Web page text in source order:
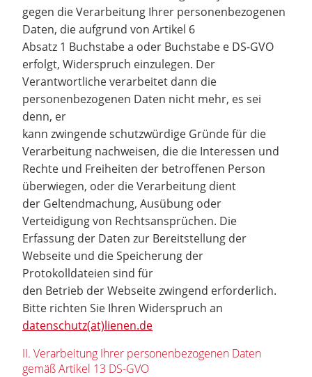
gegen die Verarbeitung Ihrer personenbezogenen
Daten, die aufgrund von Artikel 6
Absatz 1 Buchstabe a oder Buchstabe e DS-GVO
erfolgt, Widerspruch einzulegen. Der
Verantwortliche verarbeitet dann die
personenbezogenen Daten nicht mehr, es sei
denn, er
kann zwingende schutzwürdige Gründe für die
Verarbeitung nachweisen, die die Interessen und
Rechte und Freiheiten der betroffenen Person
überwiegen, oder die Verarbeitung dient
der Geltendmachung, Ausübung oder
Verteidigung von Rechtsansprüchen. Die
Erfassung der Daten zur Bereitstellung der
Webseite und die Speicherung der
Protokolldateien sind für
den Betrieb der Webseite zwingend erforderlich.
Bitte richten Sie Ihren Widerspruch an
datenschutz(at)lienen.de
II. Verarbeitung Ihrer personenbezogenen Daten
gemäß Artikel 13 DS-GVO